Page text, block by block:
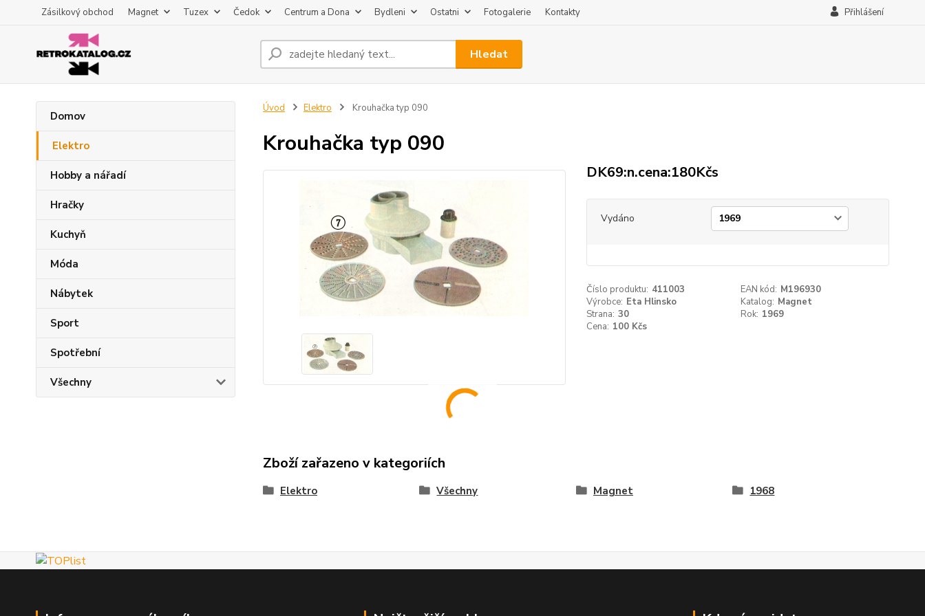
Zásilkový obchod Magnet Tuzex Čedok Centrum a Dona Bydleni Ostatni Fotogalerie Kontakty Přihlášení
Hledat
Domov
Elektro
Hobby a nářadí
Hračky
Kuchyň
Móda
Nábytek
Sport
Spotřební
Všechny
Úvod Elektro Krouhačka typ 090
Krouhačka typ 090
DK69:n.cena:180Kčs
Vydáno
Číslo produktu: 411003 EAN kód: M196930
Výrobce: Eta Hlinsko Katalog: Magnet
Strana: 30 Rok: 1969
Cena: 100 Kčs
Zboží zařazeno v kategoriích
Elektro Všechny Magnet 1968